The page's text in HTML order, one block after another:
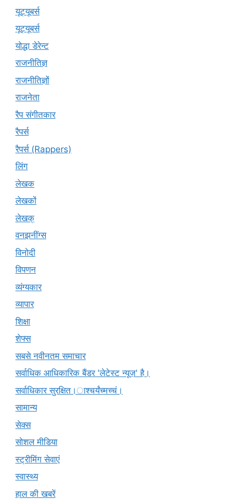
यूट्यूबर्स
यूट्‍यूबर्स
योद्धा डेरेन्ट
राजनीतिज्ञ
राजनीतिज्ञों
राजनेता
रैप संगीतकार
रैपर्स
रैपर्स (Rappers)
लिंग
लेखक
लेखकों
लेखक्
वनझनींग्स
विनोदी
विपणन
व्यंग्यकार
व्यापार
शिक्षा
शेफ्स
सबसे नवीनतम समाचार
सर्वाधिक आधिकारिक बैंडर 'लेटेस्ट न्यूज़' है।
सर्वाधिकार सुरक्षित।ाश्चर्यंच्मच्चं।
सामान्य
सेक्स
सोशल मीडिया
स्ट्रीमिंग सेवाएं
स्वास्थ्य
हाल की खबरें